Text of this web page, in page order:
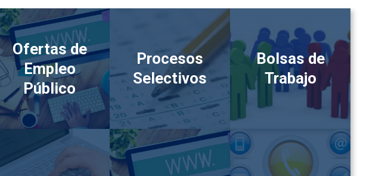
Ofertas de
Empleo
Público
Procesos
Selectivos
Bolsas de
Trabajo